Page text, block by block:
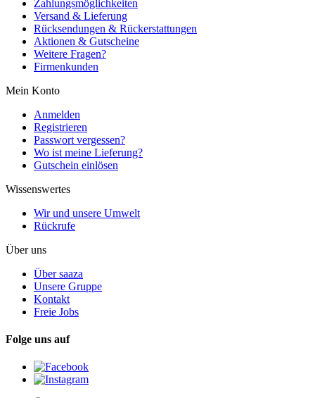
Zahlungsmöglichkeiten
Versand & Lieferung
Rücksendungen & Rückerstattungen
Aktionen & Gutscheine
Weitere Fragen?
Firmenkunden
Mein Konto
Anmelden
Registrieren
Passwort vergessen?
Wo ist meine Lieferung?
Gutschein einlösen
Wissenswertes
Wir und unsere Umwelt
Rückrufe
Über uns
Über saaza
Unsere Gruppe
Kontakt
Freie Jobs
Folge uns auf